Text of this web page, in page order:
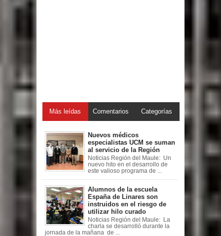
Más leídas Comentarios Categorías
Nuevos médicos
especialistas UCM se suman
al servicio de la Región
Noticias Región del Maule: Un
nuevo hito en el desarrollo de
este valioso programa de ...
Alumnos de la escuela
España de Linares son
instruidos en el riesgo de
utilizar hilo curado
Noticias Región del Maule: La
charla se desarrolló durante la
jornada de la mañana de ...